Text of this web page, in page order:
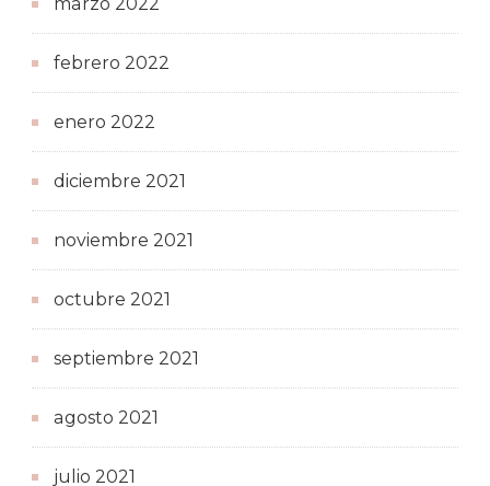
febrero 2022
enero 2022
diciembre 2021
noviembre 2021
octubre 2021
septiembre 2021
agosto 2021
julio 2021